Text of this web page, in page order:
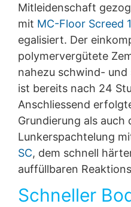
Mitleidenschaft
mit MC-Floor Screed
egalisiert. Der
polymervergütete
nahezu schwind- und
ist bereits nach 24
Anschliessend
Grundierung als auch
Lunkerspachtelung
SC, dem schnell
auffüllbaren
Schneller